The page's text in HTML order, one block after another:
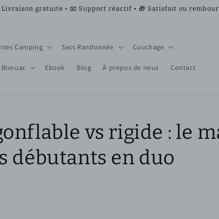
Livraison gratuite • 📧 Support réactif • 🎁 Satisfait ou
Camping Sacs Randonnée Couchage
Ebook Blog À propos de nous Contact
vs rigide : le
débutants en duo